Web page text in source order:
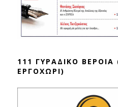
111 ΓΥΡΑΔΙΚΟ
ΕΡΓΟΧΩΡΙ)